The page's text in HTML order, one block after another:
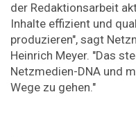
der Redaktionsarbeit
Inhalte effizient und
produzieren", sagt
Heinrich Meyer. "Das
Netzmedien-DNA und
Wege zu gehen."